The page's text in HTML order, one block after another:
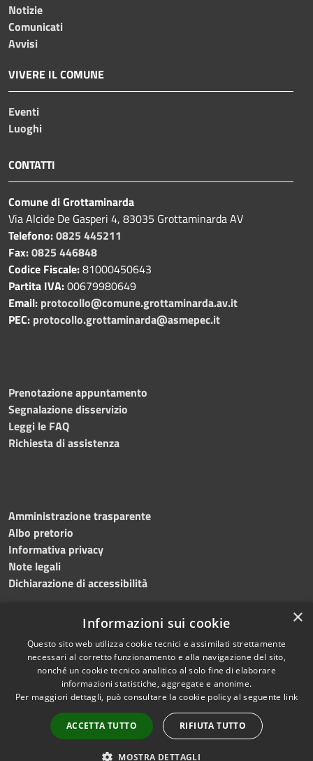
Notizie
Comunicati
Avvisi
VIVERE IL COMUNE
Eventi
Luoghi
CONTATTI
Comune di Grottaminarda
Via Alcide De Gasperi 4, 83035 Grottaminarda AV
Telefono:0825 445211
Fax:0825 446848
Codice Fiscale:81000450643
Partita IVA:00679980649
Email: protocollo@comune.grottaminarda.av.it
PEC: protocollo.grottaminarda@asmepec.it
Prenotazione appuntamento
Segnalazione disservizio
Leggi le FAQ
Richiesta di assistenza
Amministrazione trasparente
Albo pretorio
Informativa privacy
Note legali
Dichiarazione di accessibilità
RSS
Accessibilità
Cookie
Mappa del sito
Numeri utili
Copyright © 2024 •
Comune diGrottaminarda
• Powered byMunicipium
•Redazione
×
Informazioni sui cookie
Questo sito web utilizza cookie tecnici e assimilati strettamente
necessari al corretto funzionamento e alla navigazione del sito,
nonché un cookie tecnico analitico al solo fine di elaborare
informazioni statistiche, aggregate e anonime.
Per maggiori dettagli, può consultare la cookie policy al seguente link
ACCETTA TUTTO RIFIUTA TUTTO
MOSTRA DETTAGLI